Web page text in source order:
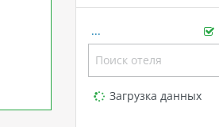
...
Loading...
Загрузка данных